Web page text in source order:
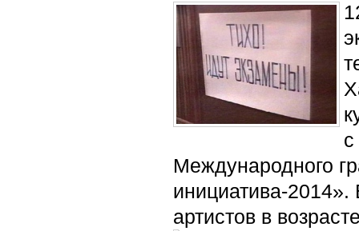
Международного
инициатива-2014».
артистов в